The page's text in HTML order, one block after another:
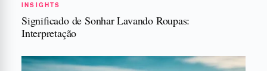
INSIGHTS
Significado de Sonhar Lavando Roupas:
Interpretação